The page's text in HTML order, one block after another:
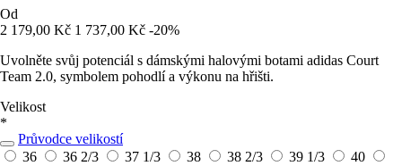
Od
2 179,00 Kč 1 737,00 Kč -20%
Uvolněte svůj potenciál s dámskými halovými botami adidas Court
Team 2.0, symbolem pohodlí a výkonu na hřišti.
Velikost
*
Průvodce velikostí
36
36 2/3 37 1/3 38 38 2/3 39 1/3
40